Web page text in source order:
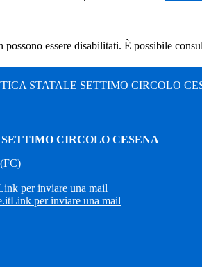
essere disabilitati. È possibile
STATALE SETTIMO CIRCOLO
CIRCOLO CESENA
per inviare una mail
Link per inviare una mail